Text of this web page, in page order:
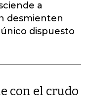
a
desmienten
dispuesto
con el crudo